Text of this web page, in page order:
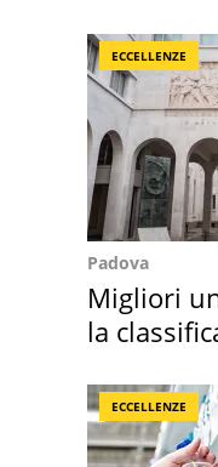
ECCELLENZE
Padova
Migliori
la
ECCELLENZE